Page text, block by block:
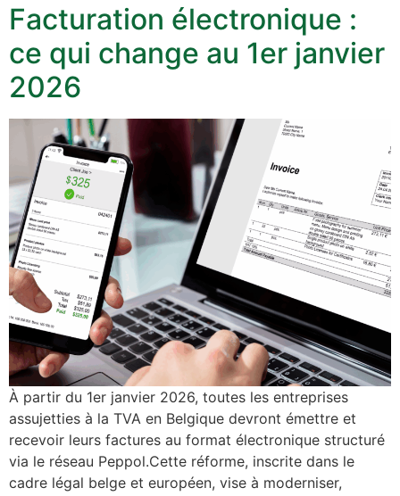
Facturation électronique :
ce qui change au 1er janvier
2026
À partir du 1er janvier 2026, toutes les entreprises
assujetties à la TVA en Belgique devront émettre et
recevoir leurs factures au format électronique structuré
via le réseau Peppol.Cette réforme, inscrite dans le
cadre légal belge et européen, vise à moderniser,